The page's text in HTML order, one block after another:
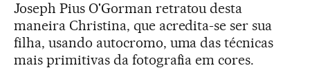
Joseph Pius O'Gorman retratou desta
maneira Christina, que acredita-se ser sua
filha, usando autocromo, uma das técnicas
mais primitivas da fotografia em cores.